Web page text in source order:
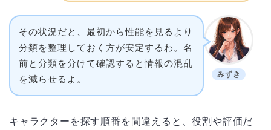
みずき
その状況だと、最初から性能を見るより
分類を整理しておく方が安定するわ。名
前と分類を分けて確認すると情報の混乱
を減らせるよ。
キャラクターを探す順番を間違えると、役割や評価だ